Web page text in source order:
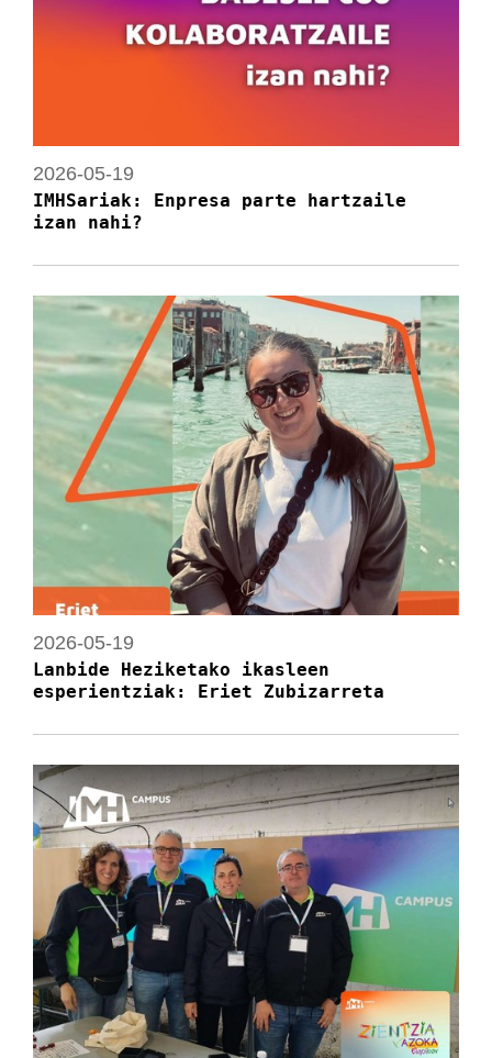
2026-05-19
IMHSariak: Enpresa parte hartzaile
izan nahi?
2026-05-19
Lanbide Heziketako ikasleen
esperientziak: Eriet Zubizarreta